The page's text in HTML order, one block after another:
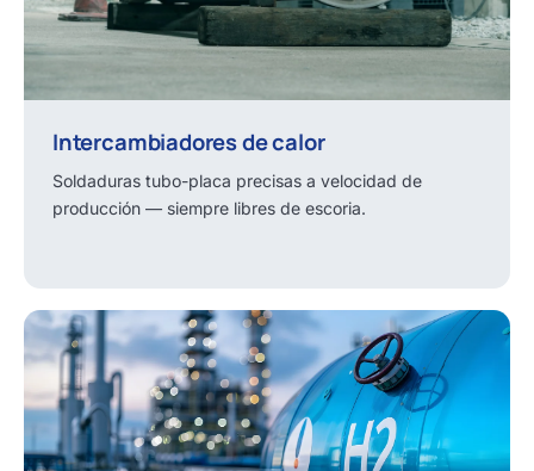
Intercambiadores de calor
Soldaduras tubo-placa precisas a velocidad de
producción — siempre libres de escoria.